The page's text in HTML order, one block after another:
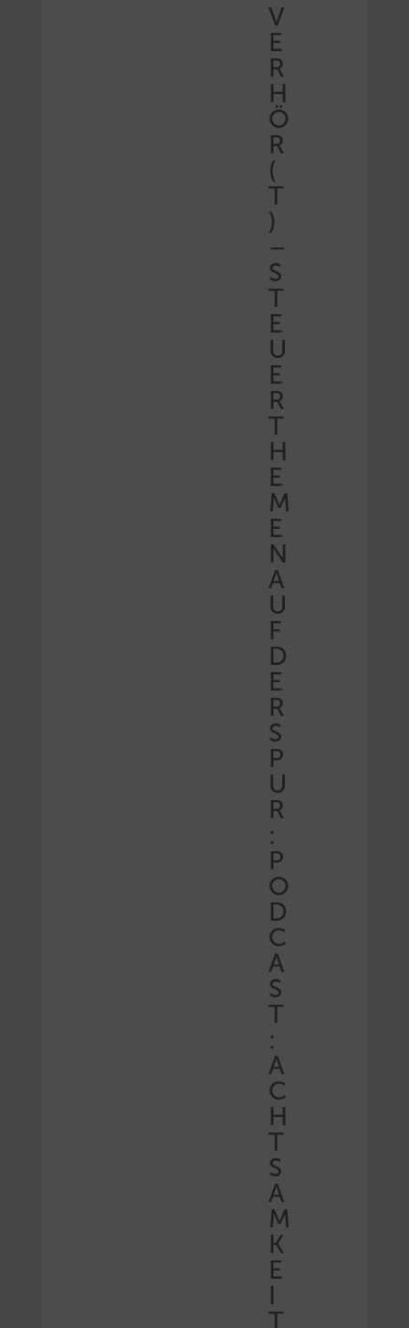
V
E
R
H
Ö
R
(
T
)
–
S
T
E
U
E
R
T
H
E
M
E
N
A
U
F
D
E
R
S
P
U
R
:
P
O
D
C
A
S
T
:
A
C
H
T
S
A
M
K
E
I
T